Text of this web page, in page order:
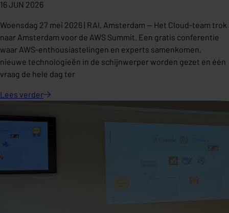
16 JUN 2026
Woensdag 27 mei 2026 | RAI, Amsterdam — Het Cloud-team trok
naar Amsterdam voor de AWS Summit. Een gratis conferentie
waar AWS-enthousiastelingen en experts samenkomen,
nieuwe technologieën in de schijnwerper worden gezet en één
vraag de hele dag ter
Lees verder